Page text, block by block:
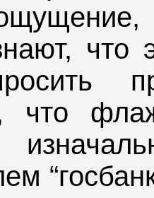
что
что